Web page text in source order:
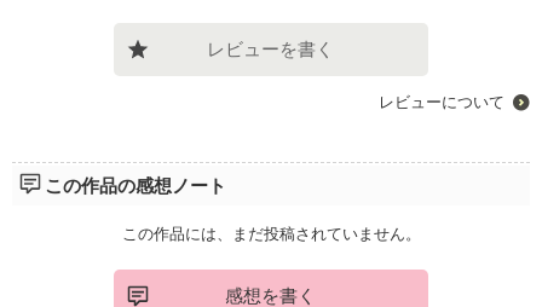
レビューを書く
レビューについて
この作品の感想ノート
この作品には、まだ投稿されていません。
感想を書く